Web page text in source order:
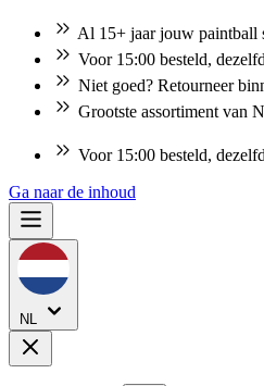
Al 15+ jaar jouw paintball
Voor 15:00 besteld,
Niet goed? Retourneer
Grootste assortiment van
Voor 15:00 besteld,
Ga naar de inhoud
NL